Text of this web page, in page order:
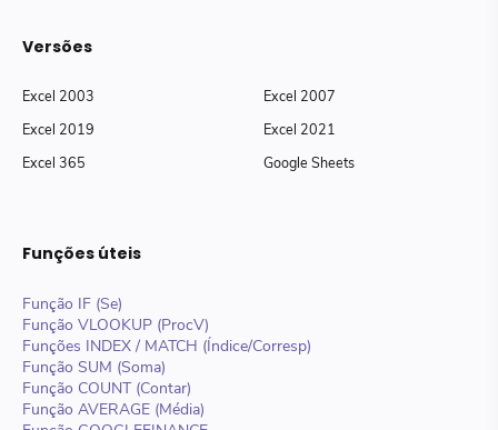
Versões
Excel 2003
Excel 2007
Excel 2019
Excel 2021
Excel 365
Google Sheets
Funções úteis
Função IF (Se)
Função VLOOKUP (ProcV)
Funções INDEX / MATCH (Índice/Corresp)
Função SUM (Soma)
Função COUNT (Contar)
Função AVERAGE (Média)